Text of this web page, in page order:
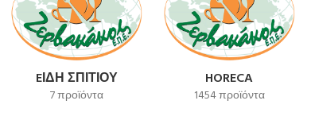
EΊΔΗ ΣΠΙΤΙΟΎ
7 προϊόντα
HORECA
1454 προϊόντα